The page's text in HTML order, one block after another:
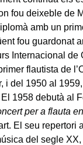
fou deixeble de
amb un
fou guardonat
Internacional de
flautista de
i del 1950 al
1958 debutà al
per a flauta
El seu repertori
del segle